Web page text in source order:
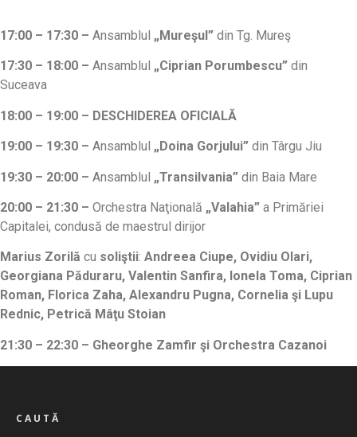
17:00 – 17:30 – Ansamblul „Mureşul” din Tg. Mureş
17:30 – 18:00 – Ansamblul „Ciprian Porumbescu” din
Suceava
18:00 – 19:00 – DESCHIDEREA OFICIALĂ
19:00 – 19:30 – Ansamblul „Doina Gorjului” din Târgu Jiu
19:30 – 20:00 – Ansamblul „Transilvania” din Baia Mare
20:00 – 21:30 – Orchestra Naţională „Valahia” a Primăriei
Capitalei, condusă de maestrul dirijor
Marius Zorilă cu soliştii: Andreea Ciupe, Ovidiu Olari,
Georgiana Păduraru, Valentin Sanfira, Ionela Toma, Ciprian
Roman, Florica Zaha, Alexandru Pugna, Cornelia şi Lupu
Rednic, Petrică Mâţu Stoian
21:30 – 22:30 – Gheorghe Zamfir şi Orchestra Cazanoi
CAUTĂ